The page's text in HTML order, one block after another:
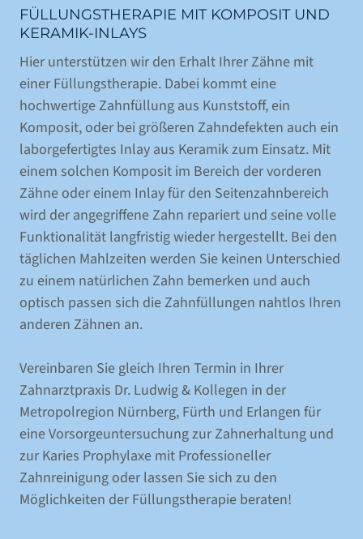
IM NOTFALL
FÜR KOLLEGEN
LACHGAS & NARKOSE
NETZWERK & PARTNER
WÜNSCHE - ANREGUNGEN - KRITIK
DOWNLOADBEREICH
DENTAL LEXIKON
LEISTUNGEN
ZAHNIMPLANTATE
ZAHNPROPHYLAXE
SCHÖNE ZÄHNE/ZAHNÄSTHETIK/BLEACHING
PARODONTITISBEHANDLUNG
WURZELBEHANDLUNG
KINDERZAHNMEDIZIN
ZAHNERHALT
FÜLLUNGSTHERAPIE MIT KOMPOSIT UND
KERAMIK-INLAYS
Hier unterstützen wir den Erhalt Ihrer Zähne mit
einer Füllungstherapie. Dabei kommt eine
hochwertige Zahnfüllung aus Kunststoff, ein
Komposit, oder bei größeren Zahndefekten auch ein
laborgefertigtes Inlay aus Keramik zum Einsatz. Mit
einem solchen Komposit im Bereich der vorderen
Zähne oder einem Inlay für den Seitenzahnbereich
wird der angegriffene Zahn repariert und seine volle
Funktionalität langfristig wieder hergestellt. Bei den
täglichen Mahlzeiten werden Sie keinen Unterschied
zu einem natürlichen Zahn bemerken und auch
optisch passen sich die Zahnfüllungen nahtlos Ihren
anderen Zähnen an.
Vereinbaren Sie gleich Ihren Termin in Ihrer
Zahnarztpraxis Dr. Ludwig & Kollegen in der
Metropolregion Nürnberg, Fürth und Erlangen für
eine Vorsorgeuntersuchung zur Zahnerhaltung und
zur Karies Prophylaxe mit Professioneller
Zahnreinigung oder lassen Sie sich zu den
Möglichkeiten der Füllungstherapie beraten!